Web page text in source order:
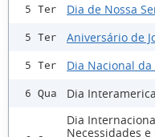
5 Ter Dia de Nossa
5 Ter Aniversário de
5 Ter Dia Nacional da
6 Qua Dia
Dia
Necessidades